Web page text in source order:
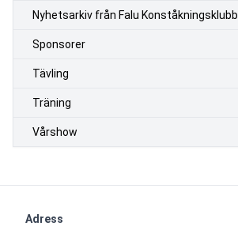
Nyhetsarkiv från Falu Konståkningsklubb
Sponsorer
Tävling
Träning
Vårshow
Adress